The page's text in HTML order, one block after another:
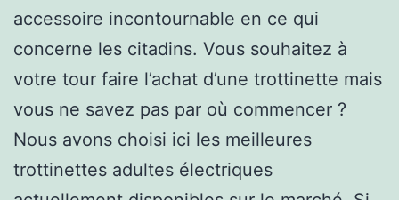
accessoire incontournable en ce qui
concerne les citadins. Vous souhaitez à
votre tour faire l’achat d’une trottinette mais
vous ne savez pas par où commencer ?
Nous avons choisi ici les meilleures
trottinettes adultes électriques